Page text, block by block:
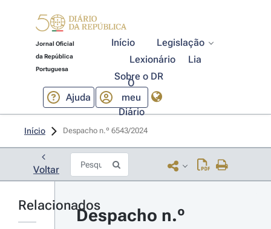
Jornal Oficial
da República
Portuguesa
Início
Legislação
Lexionário
Lia
Sobre o DR
Ajuda
O
meu
Diário
Início Despacho n.º 6543/2024
Voltar
Relacionados
Despacho n.º